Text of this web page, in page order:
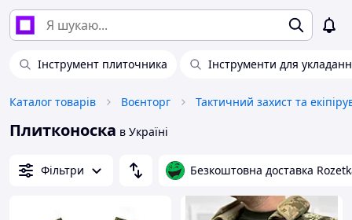
Інструмент плиточника Інструменти для
Каталог товарів Воєнторг Тактичний захист та
Плитконоска в Україні
Фільтри Безкоштовна доставка